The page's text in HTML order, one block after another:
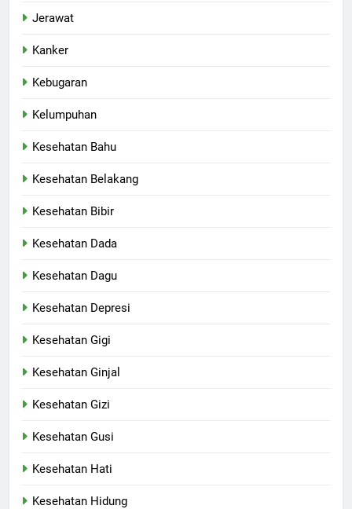
Jerawat
Kanker
Kebugaran
Kelumpuhan
Kesehatan Bahu
Kesehatan Belakang
Kesehatan Bibir
Kesehatan Dada
Kesehatan Dagu
Kesehatan Depresi
Kesehatan Gigi
Kesehatan Ginjal
Kesehatan Gizi
Kesehatan Gusi
Kesehatan Hati
Kesehatan Hidung